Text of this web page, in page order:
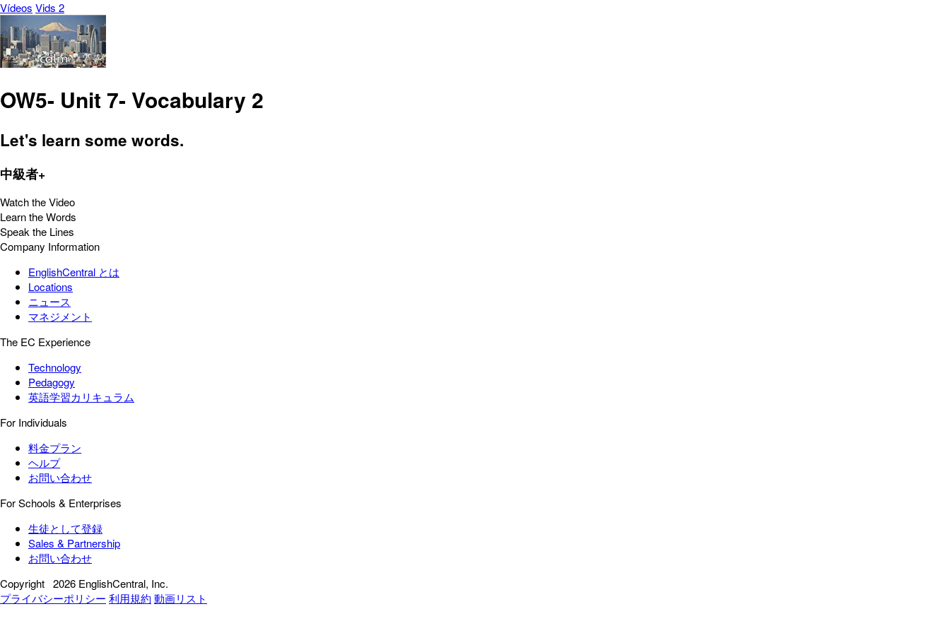
Vídeos Vids 2
OW5- Unit 7- Vocabulary 2
Let's learn some words.
中級者+
Watch the Video
Learn the Words
Speak the Lines
Company Information
EnglishCentral とは
Locations
ニュース
マネジメント
The EC Experience
Technology
Pedagogy
英語学習カリキュラム
For Individuals
料金プラン
ヘルプ
お問い合わせ
For Schools & Enterprises
生徒として登録
Sales & Partnership
お問い合わせ
Copyright 2026 EnglishCentral, Inc.
プライバシーポリシー 利用規約 動画リスト